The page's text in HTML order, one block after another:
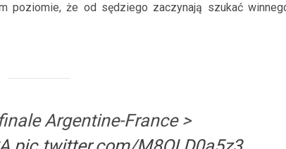
poziomie, że od sędziego zaczynają szukać
Argentine-France >